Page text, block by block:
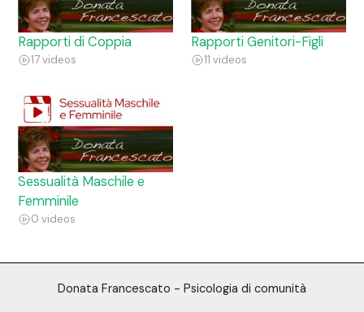
Rapporti di Coppia
17 videos
Rapporti Genitori-Figli
11 videos
Sessualità Maschile e
Femminile
0 videos
Donata Francescato - Psicologia di comunità